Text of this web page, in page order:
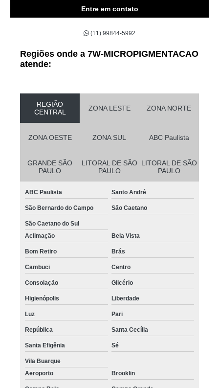
Entre em contato
(11) 99844-5992
Regiões onde a 7W-MICROPIGMENTACAO
atende:
REGIÃO
CENTRAL
ZONA LESTE ZONA NORTE
ZONA OESTE ZONA SUL ABC Paulista
GRANDE SÃO
PAULO
LITORAL DE SÃO
PAULO
LITORAL DE SÃO
PAULO
ABC Paulista Santo André
São Bernardo do Campo São Caetano
São Caetano do Sul
Aclimação
Bela Vista
Bom Retiro Brás
Cambuci Centro
Consolação Glicério
Higienópolis Liberdade
Luz Pari
República Santa Cecília
Santa Efigênia Sé
Vila Buarque
Aeroporto
Brooklin